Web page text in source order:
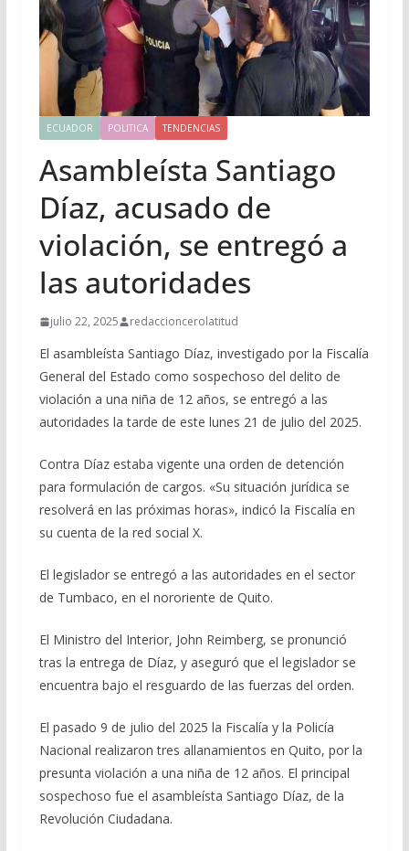
ECUADOR POLITICA TENDENCIAS
Asambleísta Santiago
Díaz, acusado de
violación, se entregó a
las autoridades
julio 22, 2025 redaccioncerolatitud
El asambleísta Santiago Díaz, investigado por la Fiscalía
General del Estado como sospechoso del delito de
violación a una niña de 12 años, se entregó a las
autoridades la tarde de este lunes 21 de julio del 2025.
Contra Díaz estaba vigente una orden de detención
para formulación de cargos. «Su situación jurídica se
resolverá en las próximas horas», indicó la Fiscalía en
su cuenta de la red social X.
El legislador se entregó a las autoridades en el sector
de Tumbaco, en el nororiente de Quito.
El Ministro del Interior, John Reimberg, se pronunció
tras la entrega de Díaz, y aseguró que el legislador se
encuentra bajo el resguardo de las fuerzas del orden.
El pasado 9 de julio del 2025 la Fiscalía y la Policía
Nacional realizaron tres allanamientos en Quito, por la
presunta violación a una niña de 12 años. El principal
sospechoso fue el asambleísta Santiago Díaz, de la
Revolución Ciudadana.